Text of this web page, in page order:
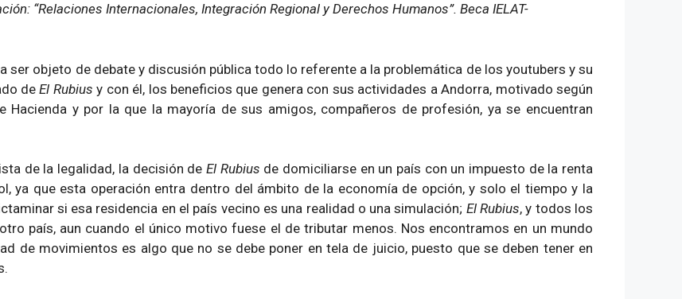
“Relaciones Internacionales, Integración Regional y Derechos Humanos”. Beca IELAT-
ser objeto de debate y discusión pública todo lo referente a la problemática de los youtubers y su
deEl Rubiusy con él, los beneficios que genera con sus actividades a Andorra, motivado según
y por la que la mayoría de sus amigos, compañeros de profesión, ya se encuentran
de la legalidad, la decisión de El Rubius de domiciliarse en un país con un impuesto de la renta
ya que esta operación entra dentro del ámbito de la economía de opción, y solo el tiempo y la
si esa residencia en el país vecino es una realidad o una simulación; El Rubius, y todos los
país, aun cuando el único motivo fuese el de tributar menos. Nos encontramos en un mundo
de movimientos es algo que no se debe poner en tela de juicio, puesto que se deben tener en